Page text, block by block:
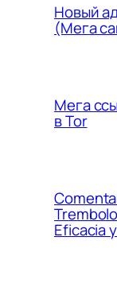
Новый
(Мега
Мега
в Tor
Eficacia